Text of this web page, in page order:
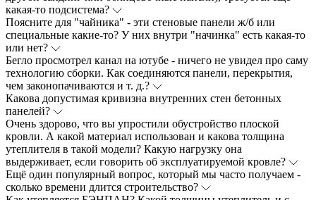
какая-то подсистема?
Поясните для "чайника" - эти стеновые панели ж/б или
специальные какие-то? У них внутри "начинка" есть какая-то
или нет?
Бегло просмотрел канал на ютубе - ничего не увидел про саму
технологию сборки. Как соединяются панели, перекрытия,
чем законопачиваются и т. д.?
Какова допустимая кривизна внутренних стен бетонных
панелей?
Очень здорово, что вы упростили обустройство плоской
кровли. А какой материал использован и какова толщина
утеплителя в такой модели? Какую нагрузку она
выдерживает, если говорить об эксплуатируемой кровле?
Ещё один популярный вопрос, который мы часто получаем -
сколько времени длится строительство?